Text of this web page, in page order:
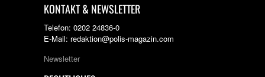
KONTAKT & NEWSLETTER
Telefon: 0202 24836-0
E-Mail: redaktion@polis-magazin.com
Newsletter